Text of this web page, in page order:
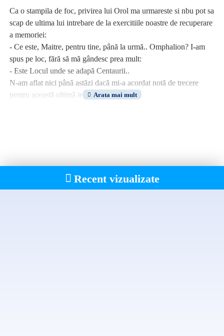
Ca o stampila de foc, privirea lui Orol ma urmareste si nbu pot sa
scap de ultima lui intrebare de la exercitiile noastre de recuperare
a memoriei:
- Ce este, Maitre, pentru tine, până la urmă.. Omphalion? I-am
spus pe loc, fără să mă gândesc prea mult:
- Este Locul unde se adapă Centaurii..
N-am aflat nici până astăzi dacă mi-a acordat notă de trecere
pentru această ultimă ieşire la tablă.
Recent vizualizate